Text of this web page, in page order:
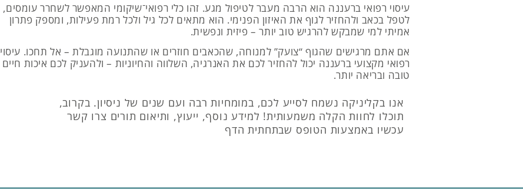
עיסוי רפואי ברעננה הוא הרבה מעבר לטיפול מגע. זהו כלי רפואי־שיקומי המאפשר לשחרר עומסים,
לטפל בכאב ולהחזיר לגוף את האיזון הפנימי. הוא מתאים לכל גיל ולכל רמת פעילות, ומספק פתרון
אמיתי למי שמבקש להרגיש טוב יותר – פיזית ונפשית.
אם אתם מרגישים שהגוף “צועק” למנוחה, שהכאבים חוזרים או שהתנועה מוגבלת – אל תחכו. עיסוי
רפואי מקצועי ברעננה יכול להחזיר לכם את האנרגיה, השלווה והחיוניות – ולהעניק לכם איכות חיים
טובה ובריאה יותר.
אנו בקליניקה נשמח לסייע לכם, במומחיות רבה ועם שנים של ניסיון. בקרוב,
תוכלו לחוות הקלה משמעותית! למידע נוסף, ייעוץ, ותיאום תורים צרו קשר
עכשיו באמצעות הטופס שבתחתית הדף